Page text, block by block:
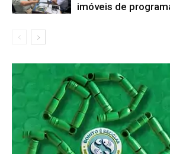
imóveis de